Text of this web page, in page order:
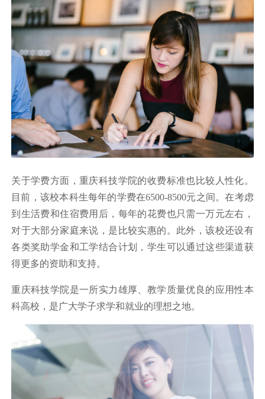
关于学费方面，重庆科技学院的收费标准也比较人性化。
目前，该校本科生每年的学费在6500-8500元之间。在考虑
到生活费和住宿费用后，每年的花费也只需一万元左右，
对于大部分家庭来说，是比较实惠的。此外，该校还设有
各类奖助学金和工学结合计划，学生可以通过这些渠道获
得更多的资助和支持。
重庆科技学院是一所实力雄厚、教学质量优良的应用性本
科高校，是广大学子求学和就业的理想之地。